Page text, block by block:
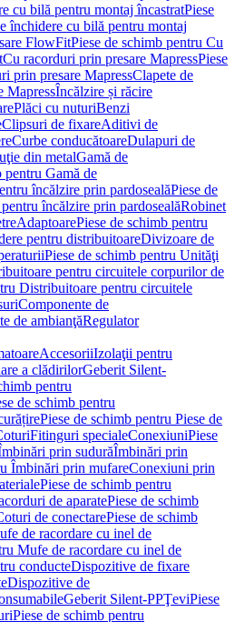
cu bilă pentru montaj încastratPiese
închidere cu bilă pentru montaj
FlowFitPiese de schimb pentru Cu
Cu racorduri prin presare MapressPiese
prin presare MapressClapete de
MapressÎncălzire și răcire
Plăci cu nuturiBenzi
Clipsuri de fixareAditivi de
Curbe conducătoareDulapuri de
din metalGamă de
pentru Gamă de
încălzire prin pardosealăPiese de
încălzire prin pardosealăRobinet
AdaptoarePiese de schimb pentru
pentru distribuitoareDivizoare de
Piese de schimb pentru Unităţi
pentru circuitele corpurilor de
Distribuitoare pentru circuitele
Componente de
de ambianţăRegulator
AccesoriiIzolaţii pentru
a clădirilorGeberit Silent-
pentru
de schimb pentru
Piese de schimb pentru Piese de
Fitinguri specialeConexiuniPiese
prin sudurăÎmbinări prin
Îmbinări prin mufareConexiuni prin
Piese de schimb pentru
de aparatePiese de schimb
de conectarePiese de schimb
de racordare cu inel de
Mufe de racordare cu inel de
conducteDispozitive de fixare
Dispozitive de
Geberit Silent-PPŢeviPiese
Piese de schimb pentru